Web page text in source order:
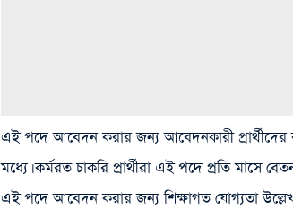
এই পদে আবেদন করার জন্য আবেদনকারী
মধ্যে। কর্মরত চাকরি প্রার্থীরা এই পদে প্রতি মাসে
এই পদে আবেদন করার জন্য শিক্ষাগত যোগ্যতা